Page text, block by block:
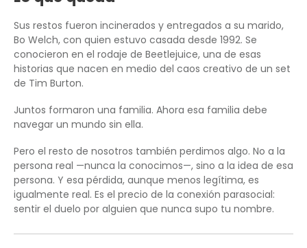
Sus restos fueron incinerados y entregados a su marido,
Bo Welch, con quien estuvo casada desde 1992. Se
conocieron en el rodaje de Beetlejuice, una de esas
historias que nacen en medio del caos creativo de un set
de Tim Burton.
Juntos formaron una familia. Ahora esa familia debe
navegar un mundo sin ella.
Pero el resto de nosotros también perdimos algo. No a la
persona real —nunca la conocimos—, sino a la idea de esa
persona. Y esa pérdida, aunque menos legítima, es
igualmente real. Es el precio de la conexión parasocial:
sentir el duelo por alguien que nunca supo tu nombre.